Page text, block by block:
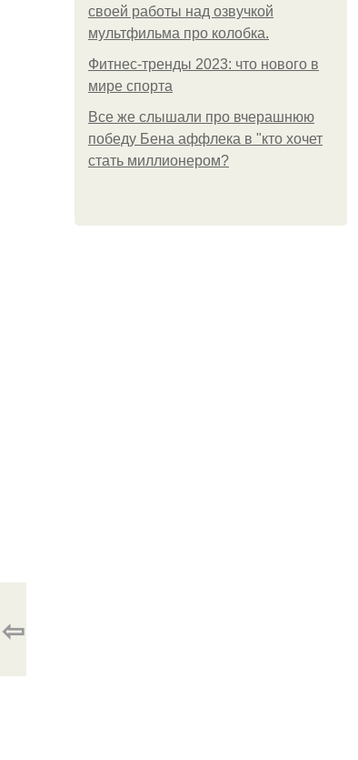
своей работы над озвучкой
мультфильма про колобка.
Фитнес-тренды 2023: что нового в
мире спорта
Все же слышали про вчерашнюю
победу Бена аффлека в "кто хочет
стать миллионером?
⇦